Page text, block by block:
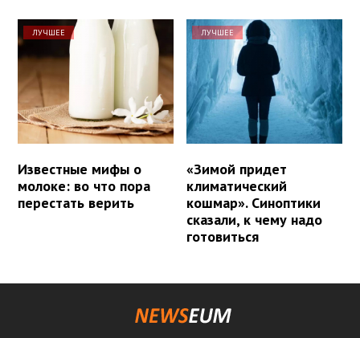
ЛУЧШЕЕ
Известные мифы о
молоке: во что пора
перестать верить
ЛУЧШЕЕ
«Зимой придет
климатический
кошмар». Синоптики
сказали, к чему надо
готовиться